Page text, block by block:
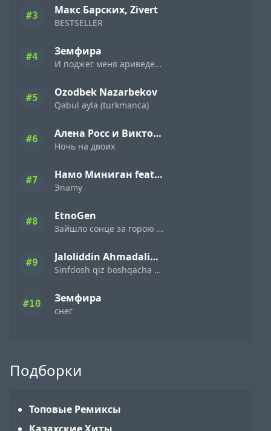
#3 Макс Барских, Zivert
BESTSELLER
#4 Земфира
И поджег меня ариведерчи
#5 Ozodbek Nazarbekov
Qabul ayla (turkmanca)
#6 Алена Росс и Виктор Могилатов
Ночь на двоих
#7 Намо Миниган feat. Miyagi & Эндшпиль
Эnamy
#8 EtnoGen
Зайшло сонце за горою темна ніч настала
#9 Jaloliddin Ahmadaliyev
Sinfdosh qiz boshqacha eding
#10 Земфира
снег
Подборки
Топовые Ремиксы